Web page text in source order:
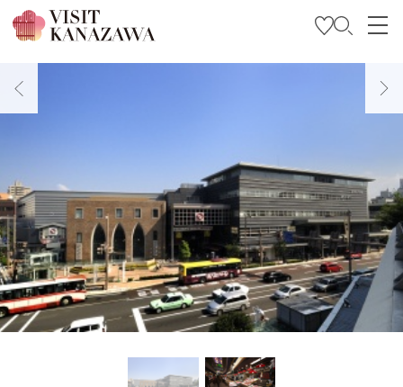
Inspírese
Travel Trade and Media
Languages